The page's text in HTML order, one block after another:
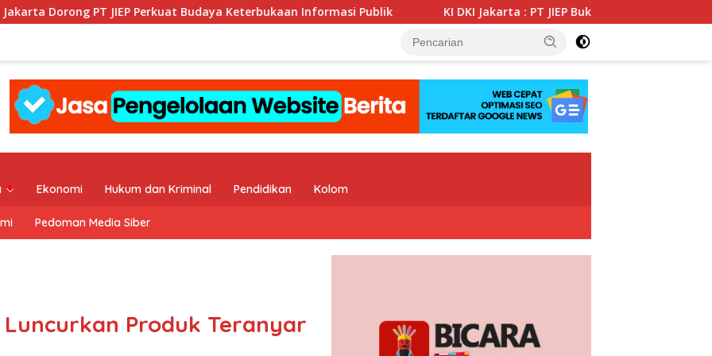
Perkuat Budaya Keterbukaan Informasi Publik KI DKI Jakarta : PT JIEP Buktikan Transparansi KIP Mampu Perkuat
Ekonomi Hukum dan Kriminal Pendidikan Kolom
Pedoman Media Siber
Luncurkan Produk Teranyar